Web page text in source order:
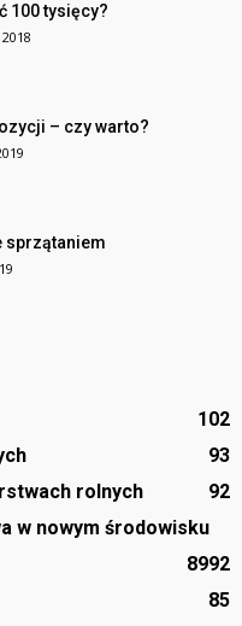
100 tysięcy?
– czy warto?
sprzątaniem
102
93
rolnych
92
w nowym środowisku
92
89
85